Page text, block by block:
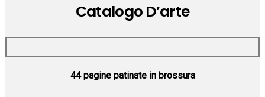
Catalogo D’arte
44 pagine patinate in brossura